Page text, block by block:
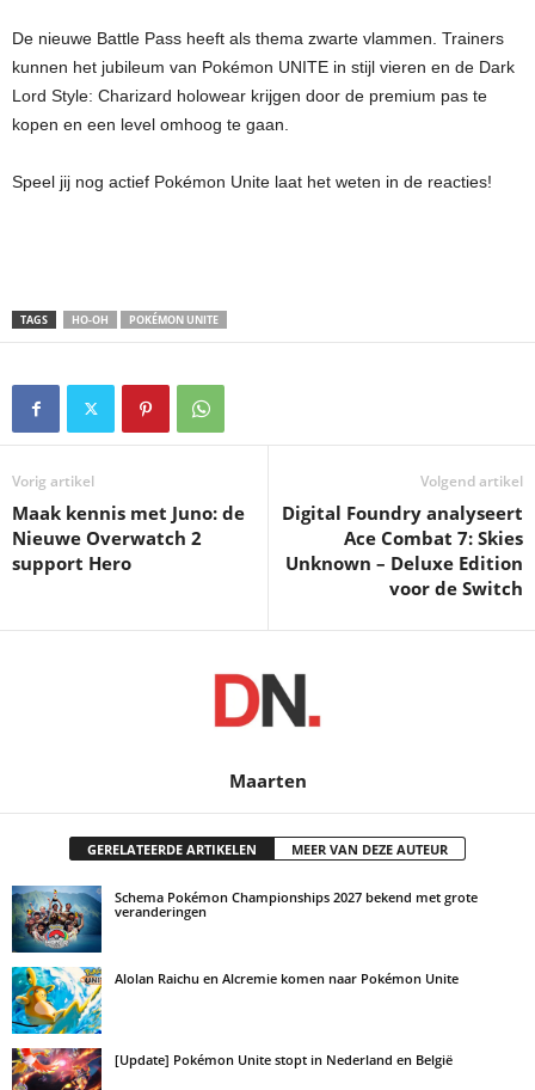
De nieuwe Battle Pass heeft als thema zwarte vlammen. Trainers
kunnen het jubileum van Pokémon UNITE in stijl vieren en de Dark
Lord Style: Charizard holowear krijgen door de premium pas te
kopen en een level omhoog te gaan.
Speel jij nog actief Pokémon Unite laat het weten in de reacties!
TAGS HO-OH POKÉMON UNITE
Vorig artikel
Maak kennis met Juno: de
Nieuwe Overwatch 2
support Hero
Volgend artikel
Digital Foundry analyseert
Ace Combat 7: Skies
Unknown – Deluxe Edition
voor de Switch
Maarten
GERELATEERDE ARTIKELEN MEER VAN DEZE AUTEUR
Schema Pokémon Championships 2027 bekend met grote
veranderingen
Alolan Raichu en Alcremie komen naar Pokémon Unite
[Update] Pokémon Unite stopt in Nederland en België